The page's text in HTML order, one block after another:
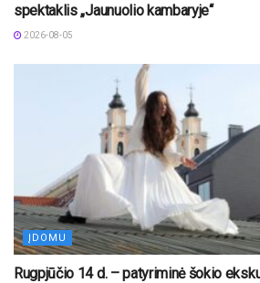
spektaklis „Jaunuolio kambaryje“
2026-08-05
ĮDOMU
Rugpjūčio 14 d. – patyriminė šokio